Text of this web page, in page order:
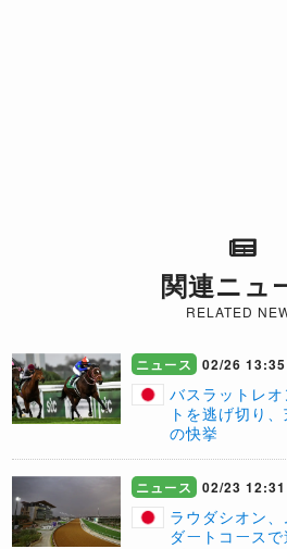
関連ニュ
RELATED
ニュース 02/26 13:35
バスラットレ
トを逃げ切り
の快挙
ニュース 02/23 12:31
ラウダシオン
ダートコース